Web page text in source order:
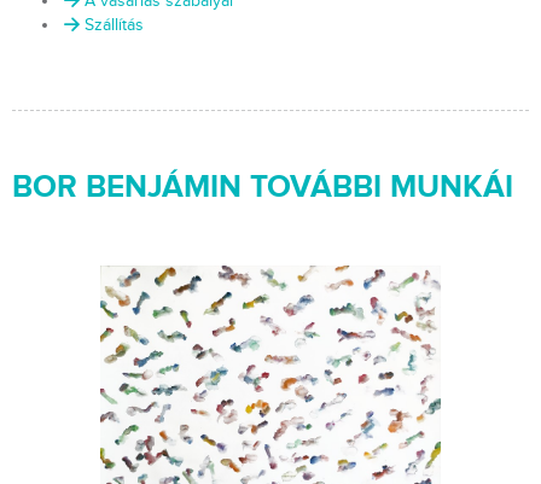
Szállítás
BOR BENJÁMIN TOVÁBBI MUNKÁI